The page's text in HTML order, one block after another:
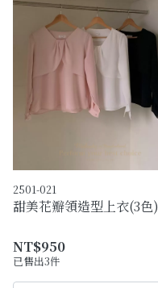
2501-021
甜美花瓣領造型上衣(3色)
NT$950
已售出3件